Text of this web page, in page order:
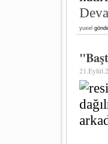
yuxel